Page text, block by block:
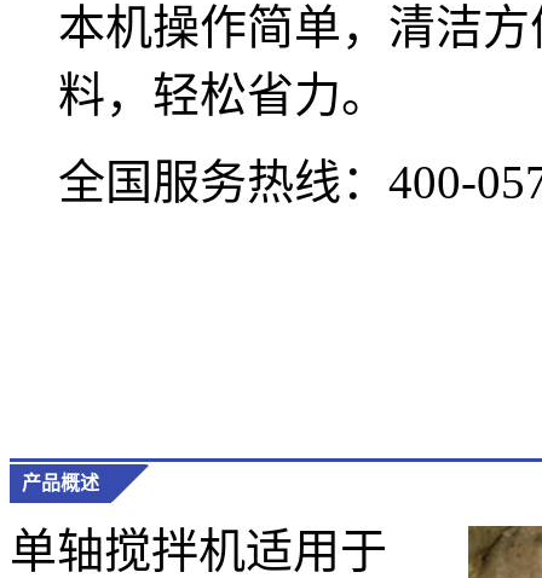
本机操作简单，清洁
料，轻松省力。
全国服务热线： 400-
产品概述
单轴搅拌机适用于